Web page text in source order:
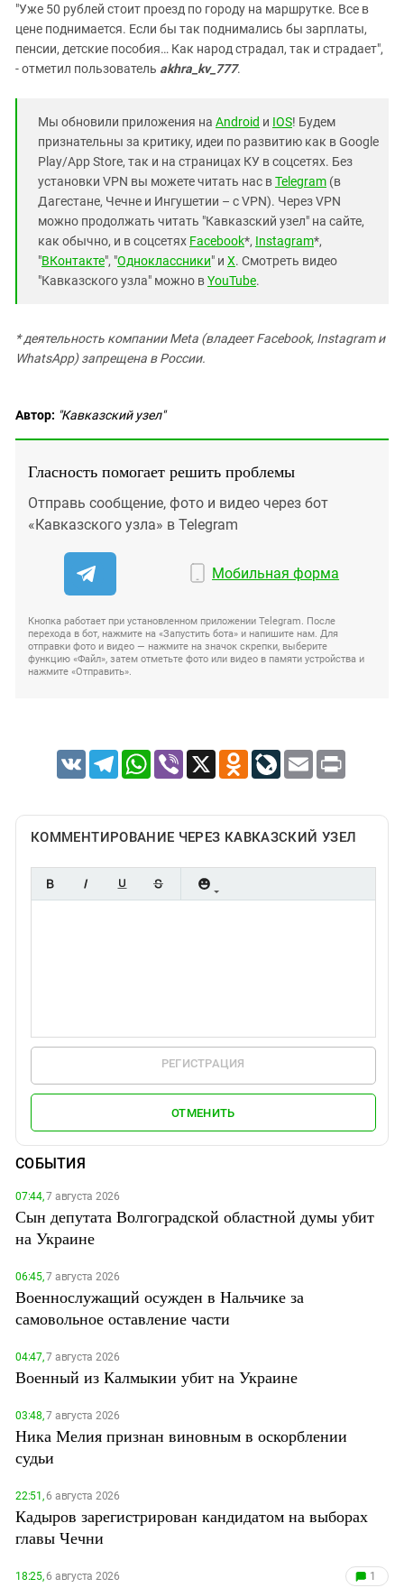
"Уже 50 рублей стоит проезд по городу на маршрутке. Все в
цене поднимается. Если бы так поднимались бы зарплаты,
пенсии, детские пособия… Как народ страдал, так и страдает",
- отметил пользователь akhra_kv_777.
Мы обновили приложения на Android и IOS! Будем
признательны за критику, идеи по развитию как в Google
Play/App Store, так и на страницах КУ в соцсетях. Без
установки VPN вы можете читать нас вTelegram (в
Дагестане, Чечне и Ингушетии – с VPN). Через VPN
можно продолжать читать "Кавказский узел" на сайте,
как обычно, и в соцсетях Facebook*, Instagram*,
"ВКонтакте", "Одноклассники" и X. Смотреть видео
"Кавказского узла" можно вYouTube.
* деятельность компании Meta (владеет Facebook, Instagram и
WhatsApp) запрещена в России.
Автор: "Кавказский узел"
Гласность помогает решить проблемы
Отправь сообщение, фото и видео через бот
«Кавказского узла» в Telegram
Мобильная форма
Кнопка работает при установленном приложении Telegram. После
перехода в бот, нажмите на «Запустить бота» и напишите нам. Для
отправки фото и видео — нажмите на значок скрепки, выберите
функцию «Файл», затем отметьте фото или видео в памяти устройства и
нажмите «Отправить».
VK TelegramWhatsApp
Viber X Odnoklassniki
LiveJournal
Email Print
КОММЕНТИРОВАНИЕ ЧЕРЕЗ КАВКАЗСКИЙ УЗЕЛ
РЕГИСТРАЦИЯ
ОТМЕНИТЬ
СОБЫТИЯ
07:44,7 августа 2026
Сын депутата Волгоградской областной думы убит
на Украине
06:45,7 августа 2026
Военнослужащий осужден в Нальчике за
самовольное оставление части
04:47,7 августа 2026
Военный из Калмыкии убит на Украине
03:48,7 августа 2026
Ника Мелия признан виновным в оскорблении
судьи
22:51,6 августа 2026
Кадыров зарегистрирован кандидатом на выборах
главы Чечни
18:25,6 августа 2026 1